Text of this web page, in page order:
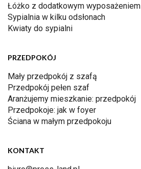
Łóżko z dodatkowym wyposażeniem
Sypialnia w kilku odsłonach
Kwiaty do sypialni
PRZEDPOKÓJ
Mały przedpokój z szafą
Przedpokój pełen szaf
Aranżujemy mieszkanie: przedpokój
Przedpokoje: jak w foyer
Ściana w małym przedpokoju
KONTAKT